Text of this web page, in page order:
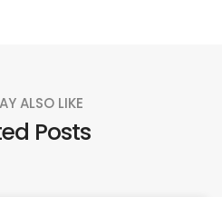
ALSO LIKE
Posts